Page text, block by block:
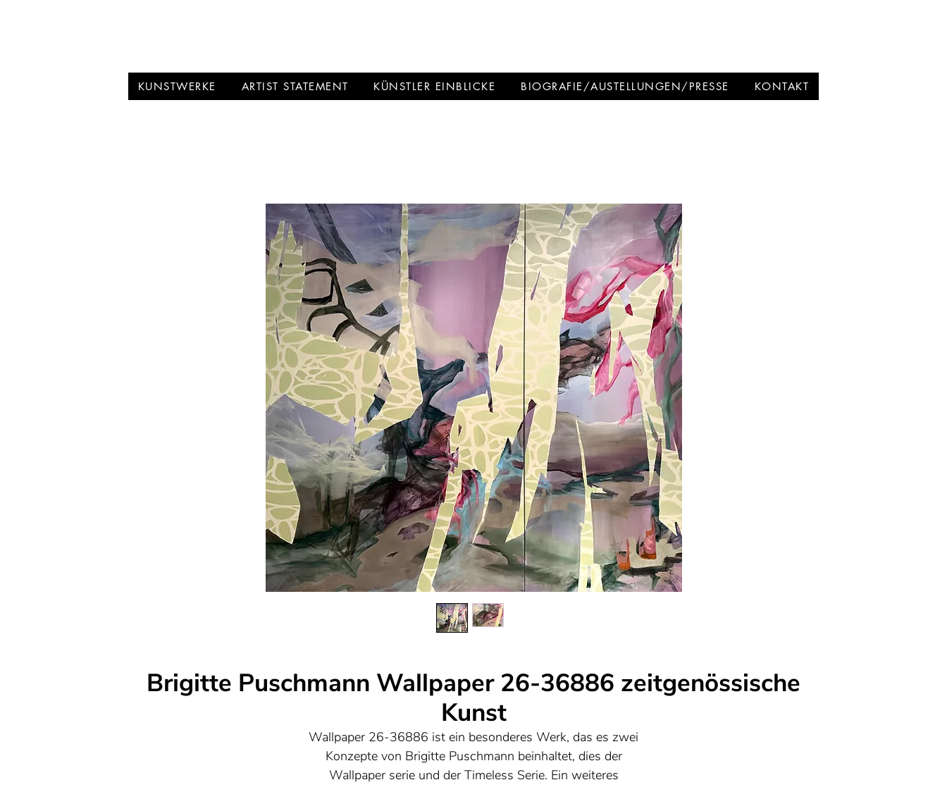
KUNSTWERKE ARTIST STATEMENT KÜNSTLER EINBLICKE BIOGRAFIE/AUSTELLUNGEN/PRESSE KONTAKT
Brigitte Puschmann Wallpaper 26-36886 zeitgenössische
Kunst
Wallpaper 26-36886 ist ein besonderes Werk, das es zwei
Konzepte von Brigitte Puschmann beinhaltet, dies der
Wallpaper serie und der Timeless Serie. Ein weiteres